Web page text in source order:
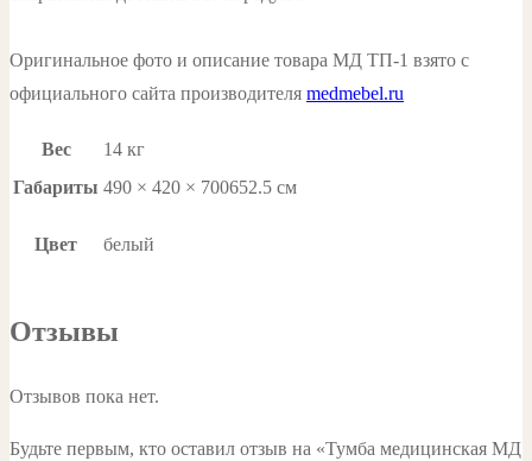
Оригинальное фото и описание товара МД ТП-1 взято с
официального сайта производителя medmebel.ru
Вес
14 кг
Габариты 490 × 420 × 700652.5 см
Цвет белый
Отзывы
Отзывов пока нет.
Будьте первым, кто оставил отзыв на «Тумба медицинская МД